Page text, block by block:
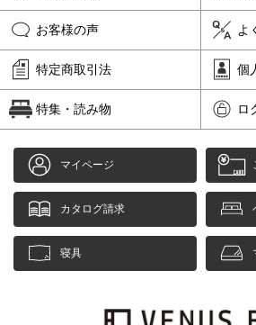
お客様の声 よ
特定商取引法 個
特集・読み物 ロ
マイページ
カタログ請求
寝具